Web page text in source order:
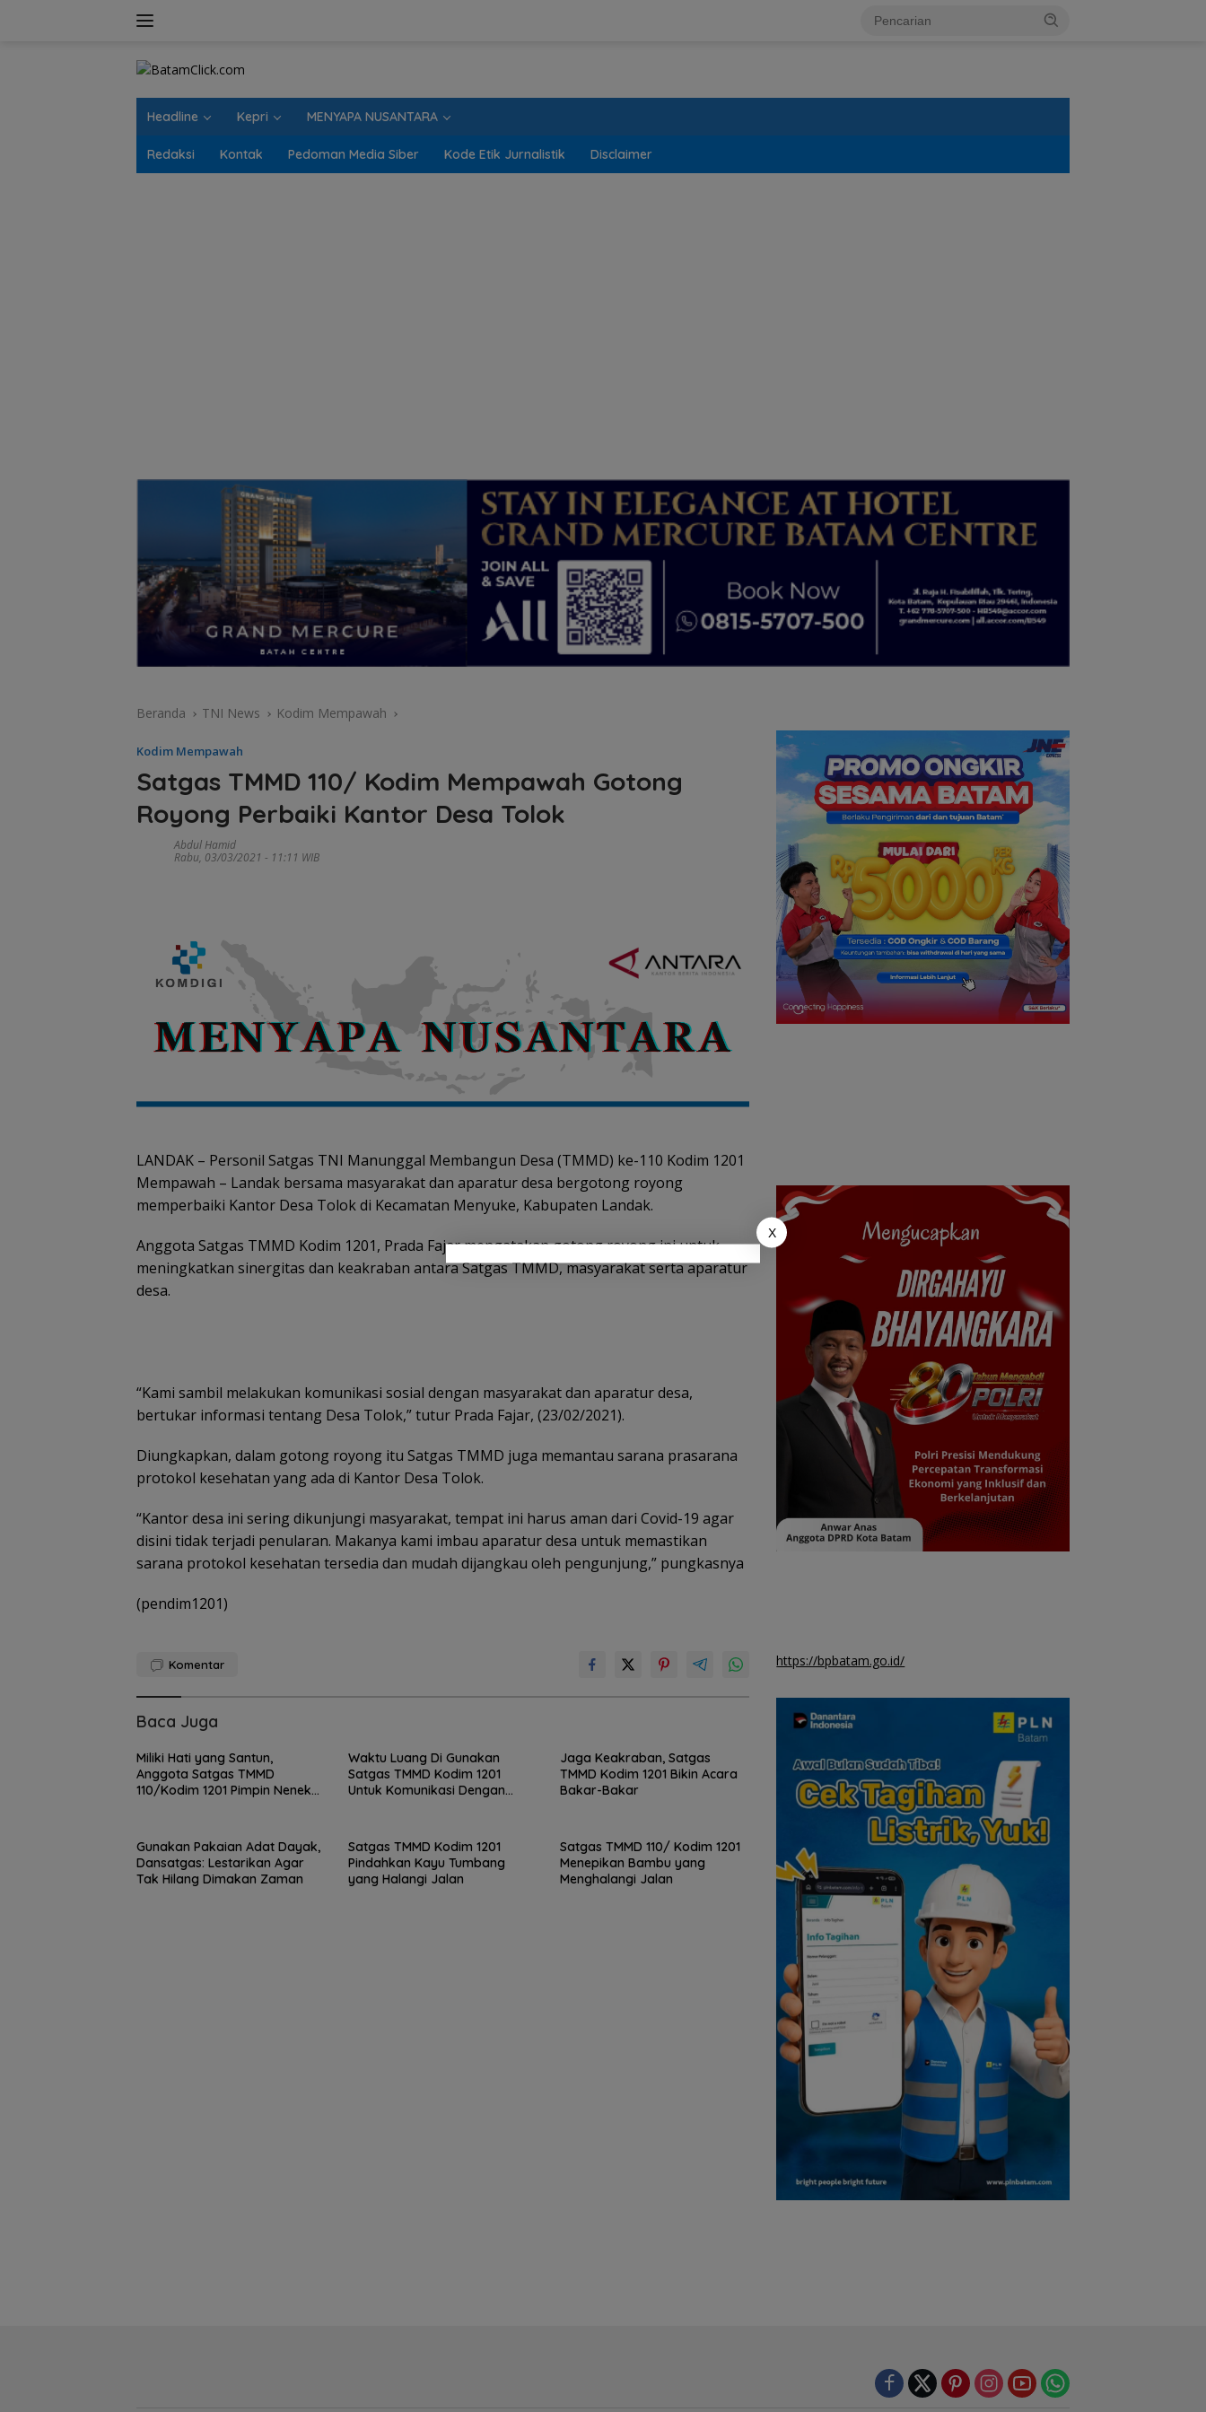
Headline Kepri MENYAPA NUSANTARA
Redaksi Kontak Pedoman Media Siber Kode Etik Jurnalistik Disclaimer
Beranda TNI News Kodim Mempawah
Kodim Mempawah
Satgas TMMD 110/ Kodim Mempawah Gotong
Royong Perbaiki Kantor Desa Tolok
Abdul Hamid
Rabu, 03/03/2021 - 11:11 WIB
LANDAK – Personil Satgas TNI Manunggal Membangun Desa (TMMD) ke-110 Kodim 1201
Mempawah – Landak bersama masyarakat dan aparatur desa bergotong royong
memperbaiki Kantor Desa Tolok di Kecamatan Menyuke, Kabupaten Landak.
Anggota Satgas TMMD Kodim 1201, Prada Fajar mengatakan gotong royong ini untuk
meningkatkan sinergitas dan keakraban antara Satgas TMMD, masyarakat serta aparatur
desa.
“Kami sambil melakukan komunikasi sosial dengan masyarakat dan aparatur desa,
bertukar informasi tentang Desa Tolok,” tutur Prada Fajar, (23/02/2021).
Diungkapkan, dalam gotong royong itu Satgas TMMD juga memantau sarana prasarana
protokol kesehatan yang ada di Kantor Desa Tolok.
“Kantor desa ini sering dikunjungi masyarakat, tempat ini harus aman dari Covid-19 agar
disini tidak terjadi penularan. Makanya kami imbau aparatur desa untuk memastikan
sarana protokol kesehatan tersedia dan mudah dijangkau oleh pengunjung,” pungkasnya
(pendim1201)
Komentar
Baca Juga
Miliki Hati yang Santun,
Anggota Satgas TMMD
110/Kodim 1201 Pimpin Nenek
Waktu Luang Di Gunakan
Satgas TMMD Kodim 1201
Untuk Komunikasi Dengan
Jaga Keakraban, Satgas
TMMD Kodim 1201 Bikin Acara
Bakar-Bakar
Gunakan Pakaian Adat Dayak,
Dansatgas: Lestarikan Agar
Tak Hilang Dimakan Zaman
Satgas TMMD Kodim 1201
Pindahkan Kayu Tumbang
yang Halangi Jalan
Satgas TMMD 110/ Kodim 1201
Menepikan Bambu yang
Menghalangi Jalan
https://bpbatam.go.id/
X